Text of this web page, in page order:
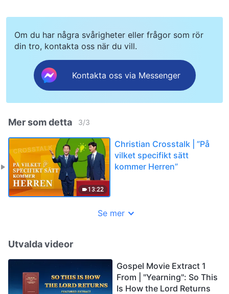
Om du har några svårigheter eller frågor som rör
din tro, kontakta oss när du vill.
Kontakta oss via Messenger
Mer som detta 3/3
13:22
Christian Crosstalk | ”På
vilket specifikt sätt
kommer Herren”
Se mer
Utvalda videor
Gospel Movie Extract 1
From | "Yearning": So This
Is How the Lord Returns